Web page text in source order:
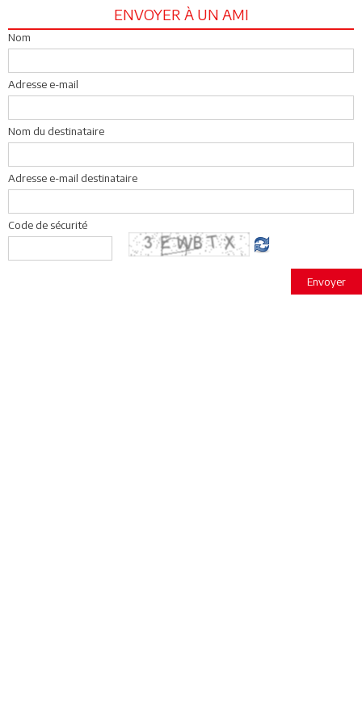
ENVOYER À UN AMI
Nom
Adresse e-mail
Nom du destinataire
Adresse e-mail destinataire
Code de sécurité
Envoyer